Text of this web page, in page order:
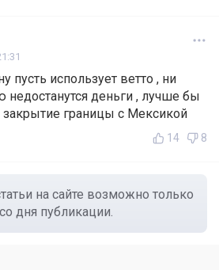
пусть использует ветто , ни
недостанутся деньги , лучше бы
закрытие границы с Мексикой
14 8
на сайте возможно только
дня публикации.